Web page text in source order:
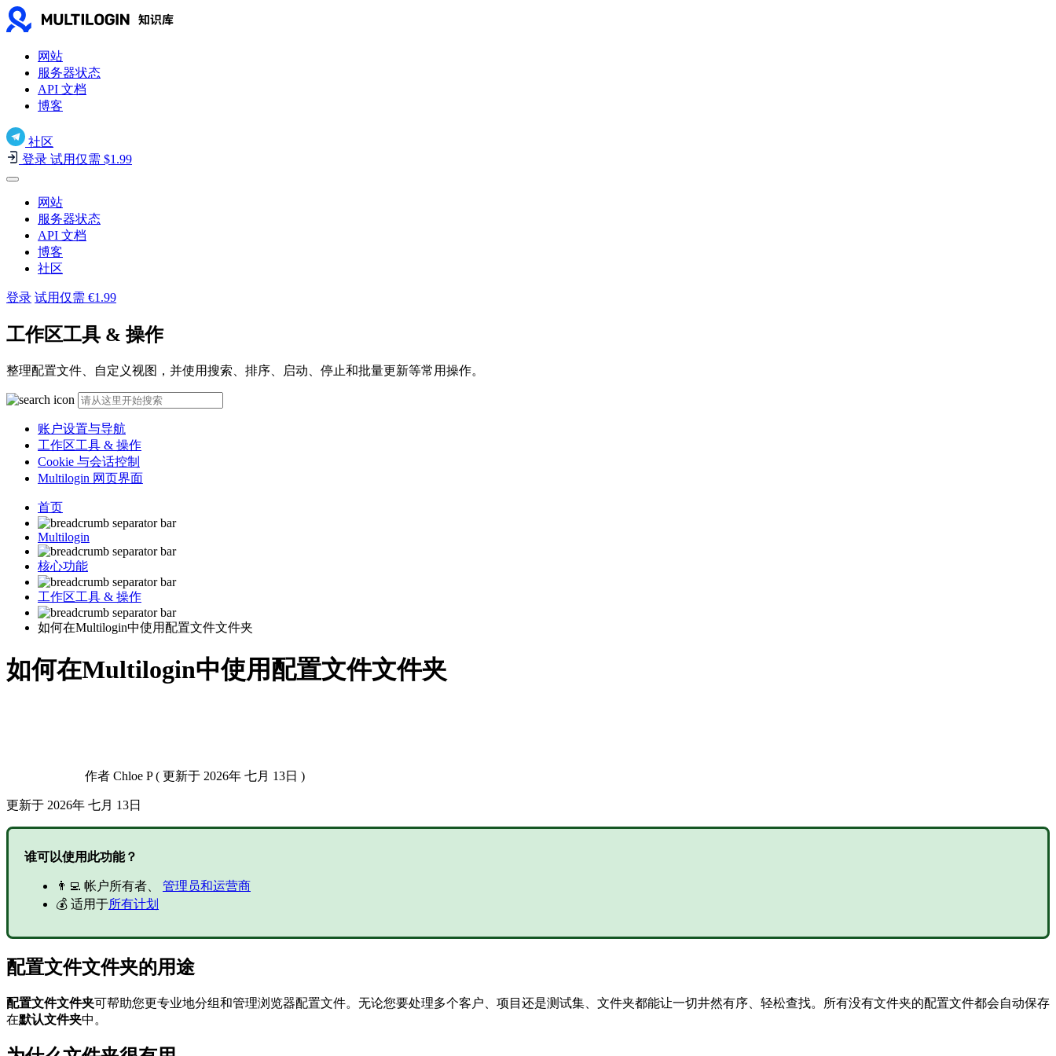
网站
服务器状态
API 文档
博客
社区
登录 试用仅需 $1.99
网站
服务器状态
API 文档
博客
社区
登录 试用仅需 €1.99
工作区工具 & 操作
整理配置文件、自定义视图，并使用搜索、排序、启动、停止和批量更新等常用操作。
账户设置与导航
工作区工具 & 操作
Cookie 与会话控制
Multilogin 网页界面
首页
Multilogin
核心功能
工作区工具 & 操作
如何在Multilogin中使用配置文件文件夹
如何在Multilogin中使用配置文件文件夹
作者 Chloe P( 更新于 2026年 七月 13日 )
更新于 2026年 七月 13日
谁可以使用此功能？
👨‍💻 帐户所有者、 管理员和运营商
💰 适用于所有计划
配置文件文件夹的用途
配置文件文件夹可帮助您更专业地分组和管理浏览器配置文件。无论您要处理多个客户、项目还是测试集、文件夹都能让一切井然有序、轻松查找。所有没有文件夹的配置文件都会自动保存
在默认文件夹中。